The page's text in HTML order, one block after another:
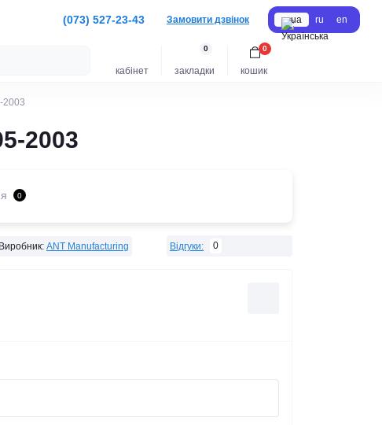
(073) 527-23-43 Замовити дзвінок ua ru en
кабінет закладки
0
кошик
0
2003
2003
0
Виробник: ANT Manufacturing Відгуки: 0